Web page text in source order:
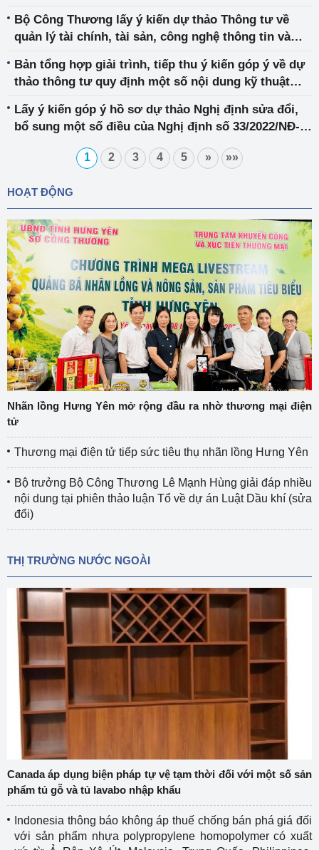
Bộ Công Thương lấy ý kiến dự thảo Thông tư về
quản lý tài chính, tài sản, công nghệ thông tin và
Bản tổng hợp giải trình, tiếp thu ý kiến góp ý về dự
thảo thông tư quy định một số nội dung kỹ thuật
Lấy ý kiến góp ý hồ sơ dự thảo Nghị định sửa đổi,
bổ sung một số điều của Nghị định số 33/2022/NĐ-
Pháp lệnh Quản lý thị trường
1 2 3 4 5 » »»
HOẠT ĐỘNG
Nhãn lồng Hưng Yên mở rộng đầu ra nhờ thương mại điện
tử
Thương mại điện tử tiếp sức tiêu thụ nhãn lồng Hưng Yên
Bộ trưởng Bộ Công Thương Lê Mạnh Hùng giải đáp nhiều
nội dung tại phiên thảo luận Tổ về dự án Luật Dầu khí (sửa
đổi)
THỊ TRƯỜNG NƯỚC NGOÀI
Canada áp dụng biện pháp tự vệ tạm thời đối với một số sản
phẩm tủ gỗ và tủ lavabo nhập khẩu
Indonesia thông báo không áp thuế chống bán phá giá đối
với sản phẩm nhựa polypropylene homopolymer có xuất